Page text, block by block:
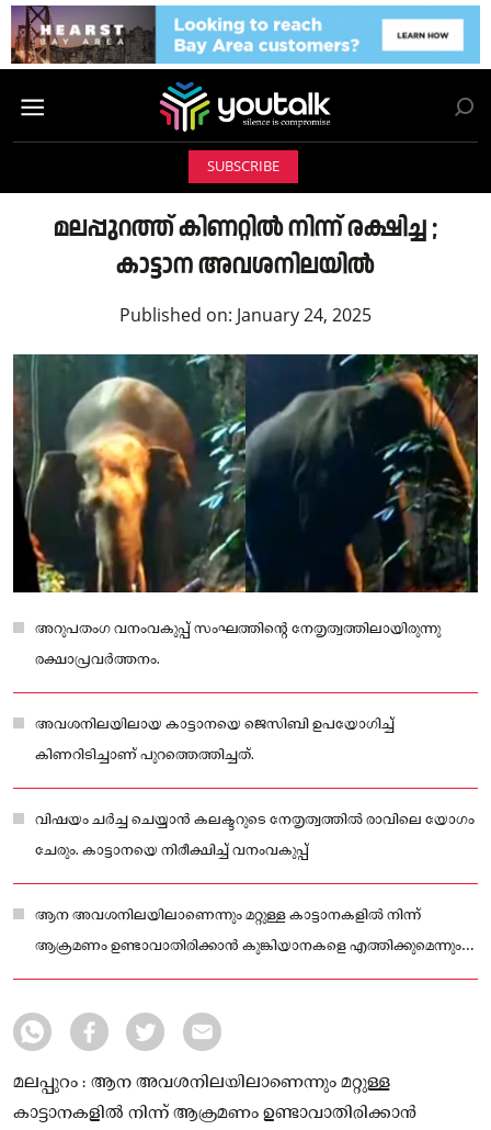
SUBSCRIBE
മലപ്പുറത്ത് കിണറ്റിൽ നിന്ന് രക്ഷിച്ച ;
കാട്ടാന അവശനിലയിൽ
Published on: January 24, 2025
അറുപതംഗ വനംവകുപ്പ് സംഘത്തിന്റെ നേതൃത്വത്തിലായിരുന്നു
രക്ഷാപ്രവർത്തനം.
അവശനിലയിലായ കാട്ടാനയെ ജെസിബി ഉപയോഗിച്ച്
കിണറിടിച്ചാണ് പുറത്തെത്തിച്ചത്.
വിഷയം ചർച്ച ചെയ്യാൻ കലക്ടറുടെ നേതൃത്വത്തിൽ രാവിലെ യോഗം
ചേരും. കാട്ടാനയെ നിരീക്ഷിച്ച് വനംവകുപ്പ്
ആന അവശനിലയിലാണെന്നും മറ്റുള്ള കാട്ടാനകളിൽ നിന്ന്
ആക്രമണം ഉണ്ടാവാതിരിക്കാൻ കുങ്കിയാനകളെ എത്തിക്കുമെന്നും
ഡിഎഫ്ഒ അറിയിച്ചു.
മലപ്പുറം : ആന അവശനിലയിലാണെന്നും മറ്റുള്ള
കാട്ടാനകളിൽ നിന്ന് ആക്രമണം ഉണ്ടാവാതിരിക്കാൻ